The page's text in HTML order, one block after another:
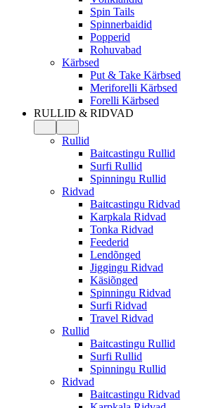
Spin Tails
Spinnerbaidid
Popperid
Rohuvabad
Kärbsed
Put & Take Kärbsed
Meriforelli Kärbsed
Forelli Kärbsed
RULLID & RIDVAD
Rullid
Baitcastingu Rullid
Surfi Rullid
Spinningu Rullid
Ridvad
Baitcastingu Ridvad
Karpkala Ridvad
Tonka Ridvad
Feederid
Lendõnged
Jiggingu Ridvad
Käsiõnged
Spinningu Ridvad
Surfi Ridvad
Travel Ridvad
Rullid
Baitcastingu Rullid
Surfi Rullid
Spinningu Rullid
Ridvad
Baitcastingu Ridvad